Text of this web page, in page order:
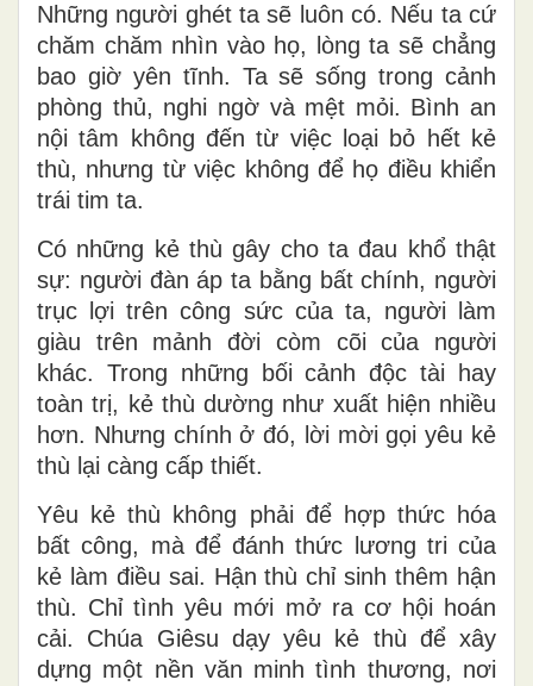
Những người ghét ta sẽ luôn có. Nếu ta cứ
chăm chăm nhìn vào họ, lòng ta sẽ chẳng
bao giờ yên tĩnh. Ta sẽ sống trong cảnh
phòng thủ, nghi ngờ và mệt mỏi. Bình an
nội tâm không đến từ việc loại bỏ hết kẻ
thù, nhưng từ việc không để họ điều khiển
trái tim ta.
Có những kẻ thù gây cho ta đau khổ thật
sự: người đàn áp ta bằng bất chính, người
trục lợi trên công sức của ta, người làm
giàu trên mảnh đời còm cõi của người
khác. Trong những bối cảnh độc tài hay
toàn trị, kẻ thù dường như xuất hiện nhiều
hơn. Nhưng chính ở đó, lời mời gọi yêu kẻ
thù lại càng cấp thiết.
Yêu kẻ thù không phải để hợp thức hóa
bất công, mà để đánh thức lương tri của
kẻ làm điều sai. Hận thù chỉ sinh thêm hận
thù. Chỉ tình yêu mới mở ra cơ hội hoán
cải. Chúa Giêsu dạy yêu kẻ thù để xây
dựng một nền văn minh tình thương, nơi